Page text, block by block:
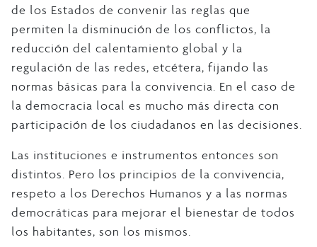
de los Estados de convenir las reglas que
permiten la disminución de los conflictos, la
reducción del calentamiento global y la
regulación de las redes, etcétera, fijando las
normas básicas para la convivencia. En el caso de
la democracia local es mucho más directa con
participación de los ciudadanos en las decisiones.
Las instituciones e instrumentos entonces son
distintos. Pero los principios de la convivencia,
respeto a los Derechos Humanos y a las normas
democráticas para mejorar el bienestar de todos
los habitantes, son los mismos.